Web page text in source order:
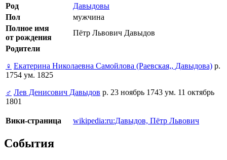
Род
Давыдовы
Пол
мужчина
Полное имя
от рождения
Пётр Львович Давыдов
Родители
♀ Екатерина Николаевна Самойлова (Раевская,, Давыдова) р.
1754 ум. 1825
♂ Лев Денисович Давыдов р. 23 ноябрь 1743 ум. 11 октябрь
1801
Вики-страница wikipedia:ru:Давыдов, Пётр Львович
События